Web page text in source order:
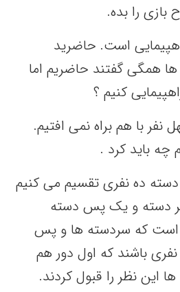
بازی را بده.
است. حاضرید
ها همگی گفتند حاضریم اما
کنیم ؟
با هم براه نمی افتیم.
چه باید کرد .
دسته ده نفری تقسیم می کنیم
دسته و یک پس دسته
است که سردسته ها و پس
باشند که اول دور هم
این نظر را قبول کردند.